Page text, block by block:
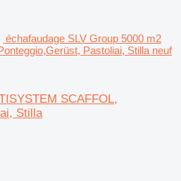
échafaudage SLV Group 5000 m2
Pastoliai, Stilla neuf
SCAFFOL,
Stilla